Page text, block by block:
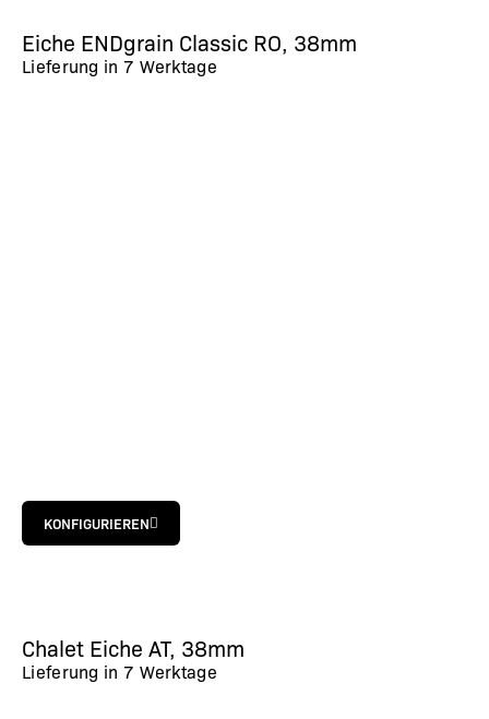
Eiche ENDgrain Classic RO, 38mm
Lieferung in 7 Werktage
KONFIGURIEREN
Chalet Eiche AT, 38mm
Lieferung in 7 Werktage